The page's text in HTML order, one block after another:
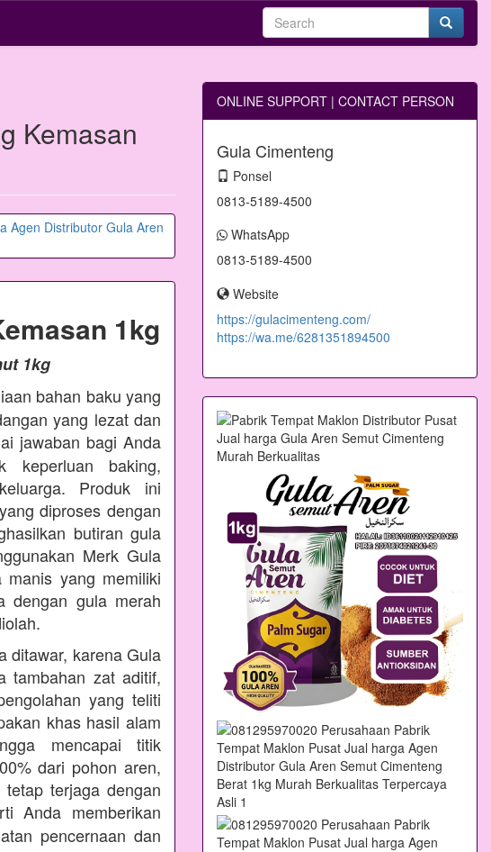
Kemasan
1kg
1kg
bahan baku yang
yang lezat dan
jawaban bagi Anda
keperluan baking,
Produk ini
diproses dengan
butiran gula
Merk Gula
manis yang memiliki
dengan gula merah
ditawar, karena Gula
tambahan zat aditif,
yang teliti
khas hasil alam
mencapai titik
dari pohon aren,
terjaga dengan
Anda memberikan
pencernaan dan
ONLINE SUPPORT | CONTACT PERSON
Gula Cimenteng
Ponsel
0813-5189-4500
WhatsApp
0813-5189-4500
Website
https://gulacimenteng.com/
https://wa.me/6281351894500